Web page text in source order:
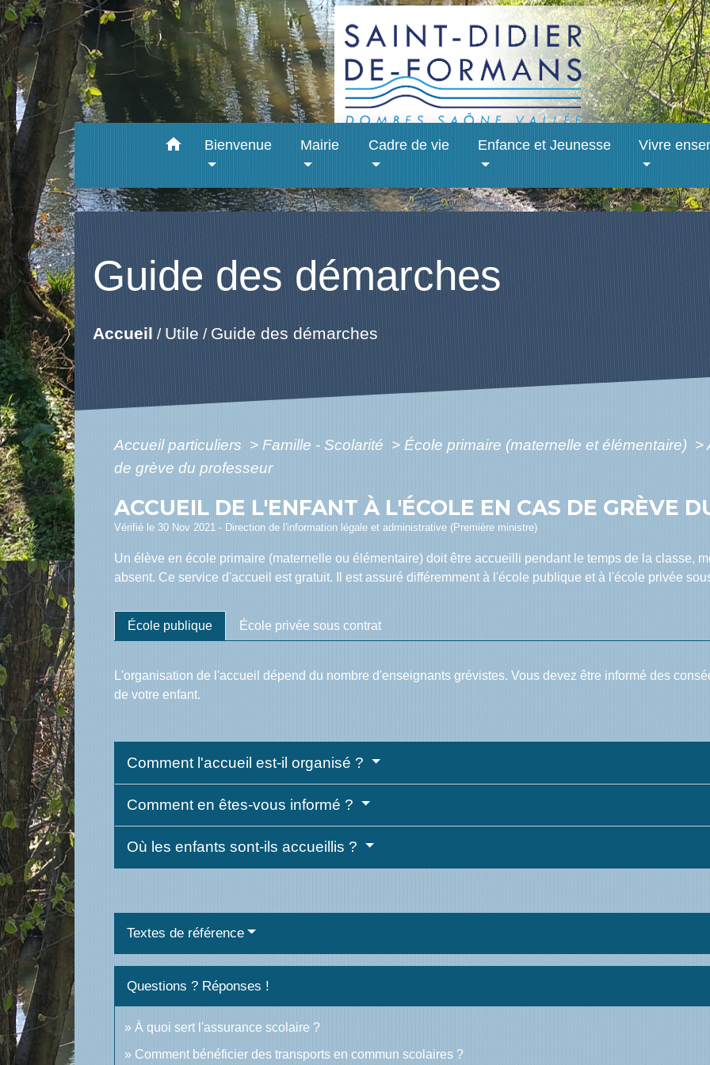
home Bienvenue Mairie Cadre de vie Enfance et Jeunesse Vivre
Guide des démarches
Accueil /Utile /Guide des démarches
Accueil particuliers > Famille - Scolarité > École primaire (maternelle et élémentaire) >
de grève du professeur
ACCUEIL DE L'ENFANT À L'ÉCOLE EN CAS DE GRÈVE
Vérifié le 30 Nov 2021 - Direction de l'information légale et administrative (Première ministre)
Un élève en école primaire (maternelle ou élémentaire) doit être accueilli pendant le temps de la classe,
absent. Ce service d'accueil est gratuit. Il est assuré différemment à l'école publique et à l'école privée
École publique École privée sous contrat
L'organisation de l'accueil dépend du nombre d'enseignants grévistes. Vous devez être informé des
de votre enfant.
Comment l'accueil est-il organisé ?
Comment en êtes-vous informé ?
Où les enfants sont-ils accueillis ?
Textes de référence
Questions ? Réponses !
À quoi sert l'assurance scolaire ?
Comment bénéficier des transports en commun scolaires ?